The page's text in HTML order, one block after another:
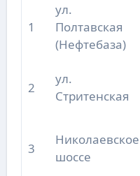
1
ул.
Полтавская
(Нефтебаза)
2
ул.
Стритенская
3
Николаевское
шоссе